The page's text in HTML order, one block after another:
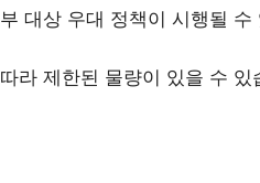
대상 우대 정책이 시행될 수
라 제한된 물량이 있을 수 있